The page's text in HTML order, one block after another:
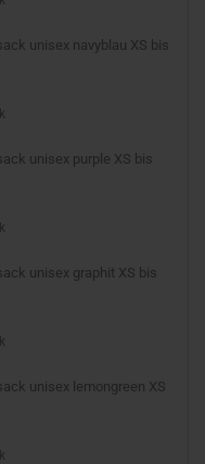
unisex navyblau XS bis
unisex purple XS bis
unisex graphit XS bis
unisex lemongreen XS